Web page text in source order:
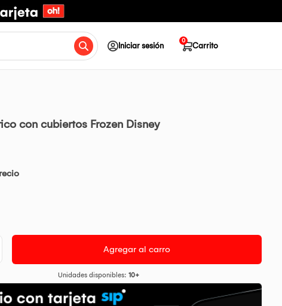
Iniciar sesión Carrito
0
con cubiertos Frozen Disney
Agregar al carro
Unidades disponibles: 10+